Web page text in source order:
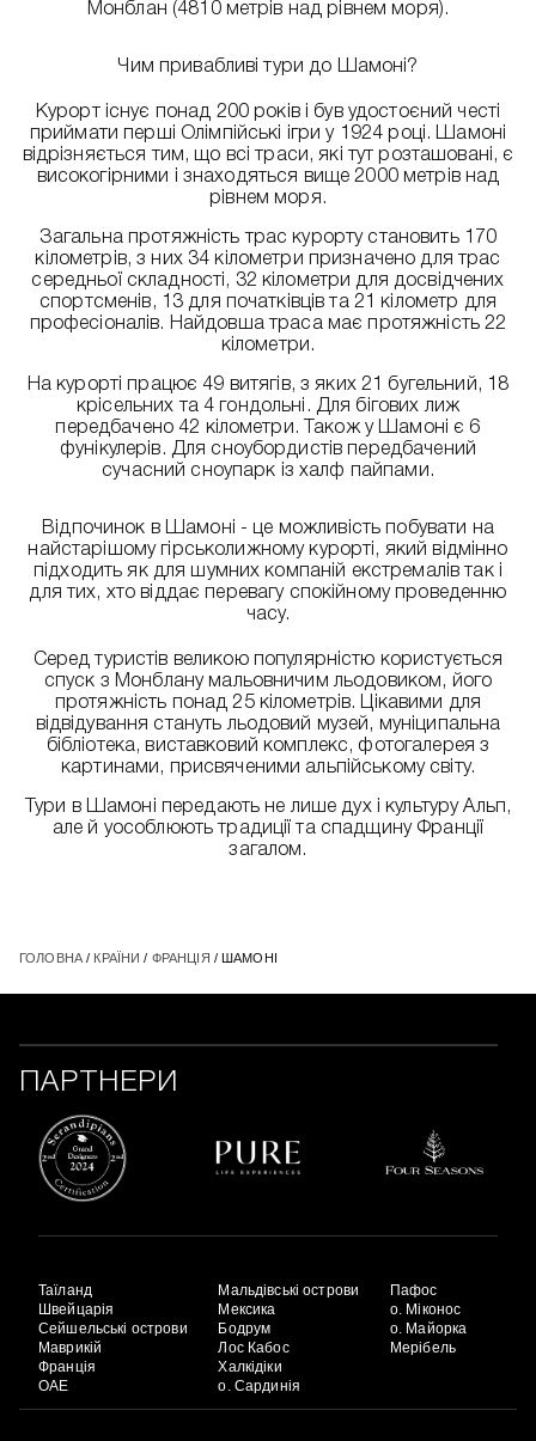
Монблан (4810 метрів над рівнем моря).
Чим привабливі тури до Шамоні?
Курорт існує понад 200 років і був удостоєний честі
приймати перші Олімпійські ігри у 1924 році. Шамоні
відрізняється тим, що всі траси, які тут розташовані, є
високогірними і знаходяться вище 2000 метрів над
рівнем моря.
Загальна протяжність трас курорту становить 170
кілометрів, з них 34 кілометри призначено для трас
середньої складності, 32 кілометри для досвідчених
спортсменів, 13 для початківців та 21 кілометр для
професіоналів. Найдовша траса має протяжність 22
кілометри.
На курорті працює 49 витягів, з яких 21 бугельний, 18
крісельних та 4 гондольні. Для бігових лиж
передбачено 42 кілометри. Також у Шамоні є 6
фунікулерів. Для сноубордистів передбачений
сучасний сноупарк із халф пайпами.
Відпочинок в Шамоні - це можливість побувати на
найстарішому гірськолижному курорті, який відмінно
підходить як для шумних компаній екстремалів так і
для тих, хто віддає перевагу спокійному проведенню
часу.
Серед туристів великою популярністю користується
спуск з Монблану мальовничим льодовиком, його
протяжність понад 25 кілометрів. Цікавими для
відвідування стануть льодовий музей, муніципальна
бібліотека, виставковий комплекс, фотогалерея з
картинами, присвяченими альпійському світу.
Тури в Шамоні передають не лише дух і культуру Альп,
але й уособлюють традиції та спадщину Франції
загалом.
ГОЛОВНА/ КРАЇНИ / ФРАНЦІЯ / ШАМОНІ
ПАРТНЕРИ
Таїланд
Швейцарія
Сейшельські острови
Маврикій
Франція
ОАЕ
Мальдівські острови
Мексика
Бодрум
Лос Кабос
Халкідіки
о. Сардинія
Пафос
о. Міконос
о. Майорка
Мерібель